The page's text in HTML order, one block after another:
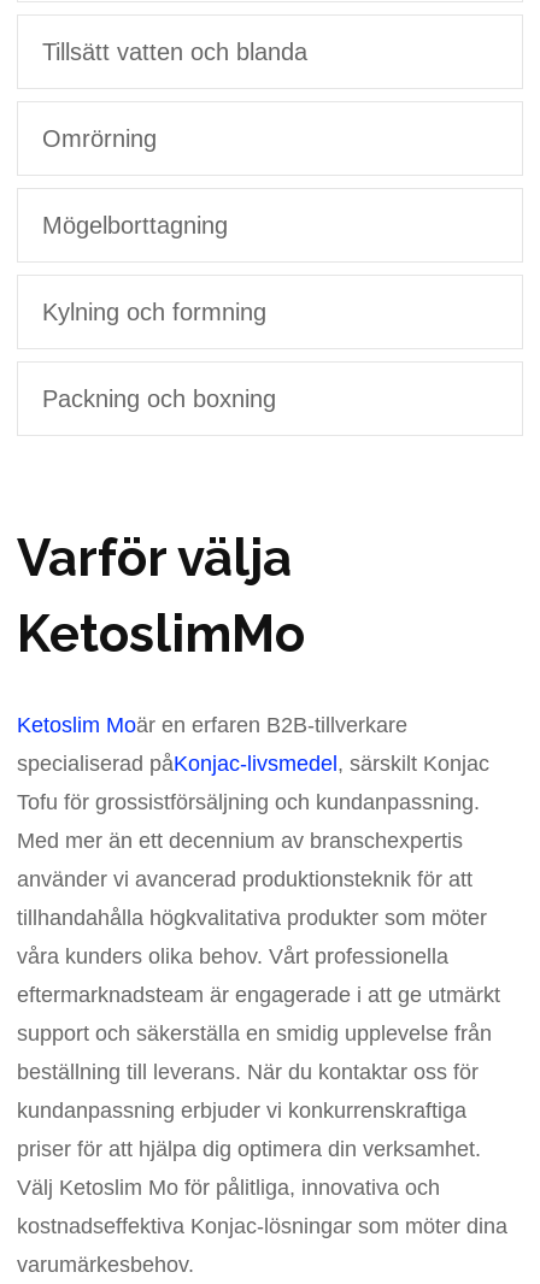
Tillsätt vatten och blanda
Omrörning
Mögelborttagning
Kylning och formning
Packning och boxning
Varför välja
KetoslimMo
Ketoslim Moär en erfaren B2B-tillverkare
specialiserad påKonjac-livsmedel, särskilt Konjac
Tofu för grossistförsäljning och kundanpassning.
Med mer än ett decennium av branschexpertis
använder vi avancerad produktionsteknik för att
tillhandahålla högkvalitativa produkter som möter
våra kunders olika behov. Vårt professionella
eftermarknadsteam är engagerade i att ge utmärkt
support och säkerställa en smidig upplevelse från
beställning till leverans. När du kontaktar oss för
kundanpassning erbjuder vi konkurrenskraftiga
priser för att hjälpa dig optimera din verksamhet.
Välj Ketoslim Mo för pålitliga, innovativa och
kostnadseffektiva Konjac-lösningar som möter dina
varumärkesbehov.